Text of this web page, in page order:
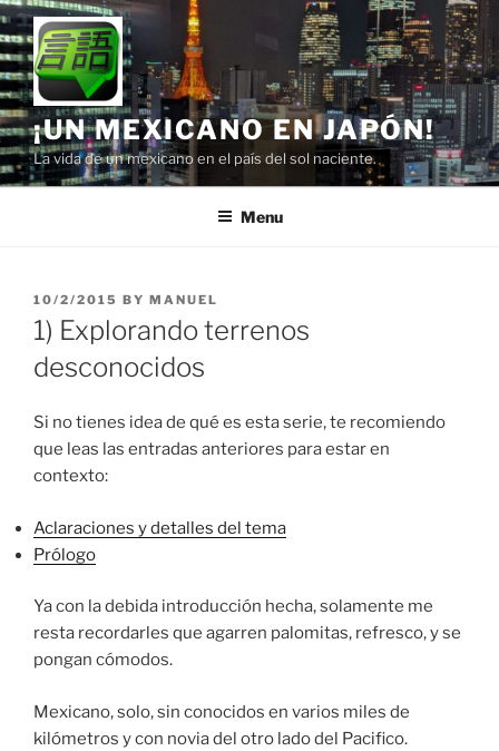
Skip
to
content
¡UN MEXICANO EN JAPÓN!
La vida de un mexicano en el país del sol naciente.
Menu
POSTED
ON
10/2/2015 BY MANUEL
1) Explorando terrenos
desconocidos
Si no tienes idea de qué es esta serie, te recomiendo
que leas las entradas anteriores para estar en
contexto:
Aclaraciones y detalles del tema
Prólogo
Ya con la debida introducción hecha, solamente me
resta recordarles que agarren palomitas, refresco, y se
pongan cómodos.
Mexicano, solo, sin conocidos en varios miles de
kilómetros y con novia del otro lado del Pacifico.